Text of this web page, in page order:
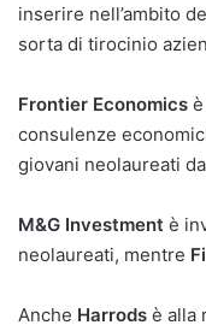
inserire nell’ambito
sorta di tirocinio
Frontier Economics
consulenze
giovani neolaureati
M&G Investment è
neolaureati, mentre
Anche Harrods è alla